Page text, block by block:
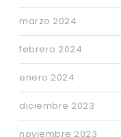
marzo 2024
febrero 2024
enero 2024
diciembre 2023
noviembre 2023